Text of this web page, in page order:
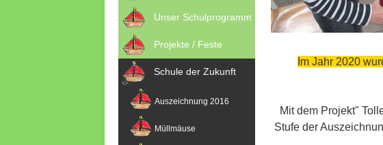
Unser Schulprogramm
Projekte / Feste
Schule der Zukunft
Auszeichnung 2016
Müllmäuse
Im Jahr 2020
Mit dem Projekt"
Stufe der